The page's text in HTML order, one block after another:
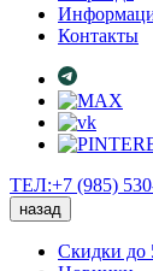
Контакты
ТЕЛ:+7 (985)
назад
Скидки до